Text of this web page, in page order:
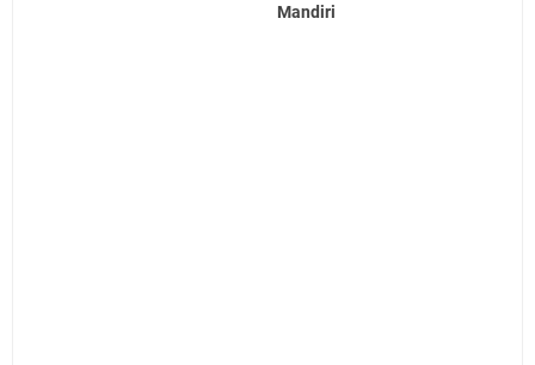
Mandiri